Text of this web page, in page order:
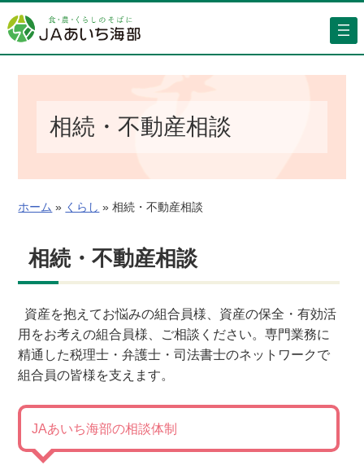
容
を
相続・不動産相談
ホーム » くらし » 相続・不動産相談
相続・不動産相談
資産を抱えてお悩みの組合員様、資産の保全・有効活
用をお考えの組合員様、ご相談ください。専門業務に
精通した税理士・弁護士・司法書士のネットワークで
組合員の皆様を支えます。
JAあいち海部の相談体制